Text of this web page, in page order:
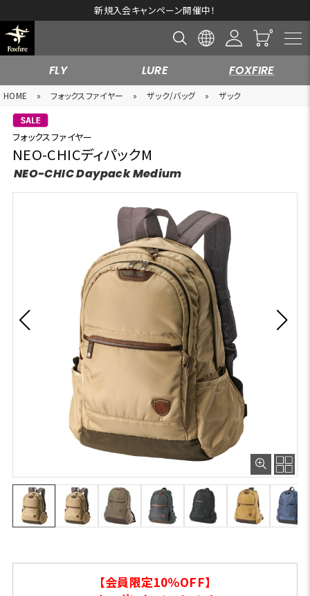
新規入会キャンペーン開催中！
FLY LURE FOXFIRE
HOME » フォックスファイヤー » ザック/バッグ » ザック
フォックスファイヤー
NEO-CHICディパックM
NEO-CHIC Daypack Medium
【会員限定10％OFF】